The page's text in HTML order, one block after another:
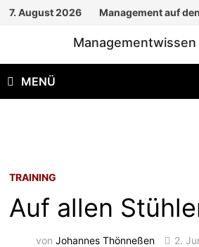
Zum
7. August 2026 Management auf
Managementwissen
MENÜ
TRAINING
Auf allen
vonJohannes Thönneßen 2.